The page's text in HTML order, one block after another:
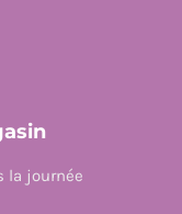
la journée